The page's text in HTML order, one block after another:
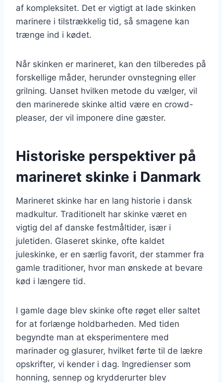
af kompleksitet. Det er vigtigt at lade skinken
marinere i tilstrækkelig tid, så smagene kan
trænge ind i kødet.
Når skinken er marineret, kan den tilberedes på
forskellige måder, herunder ovnstegning eller
grilning. Uanset hvilken metode du vælger, vil
den marinerede skinke altid være en crowd-
pleaser, der vil imponere dine gæster.
Historiske perspektiver på
marineret skinke i Danmark
Marineret skinke har en lang historie i dansk
madkultur. Traditionelt har skinke været en
vigtig del af danske festmåltider, især i
juletiden. Glaseret skinke, ofte kaldet
juleskinke, er en særlig favorit, der stammer fra
gamle traditioner, hvor man ønskede at bevare
kød i længere tid.
I gamle dage blev skinke ofte røget eller saltet
for at forlænge holdbarheden. Med tiden
begyndte man at eksperimentere med
marinader og glasurer, hvilket førte til de lækre
opskrifter, vi kender i dag. Ingredienser som
honning, sennep og krydderurter blev